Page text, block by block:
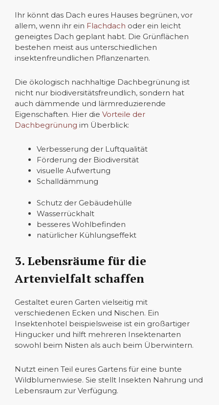
Ihr könnt das Dach eures Hauses begrünen, vor
allem, wenn ihr ein Flachdach oder ein leicht
geneigtes Dach geplant habt. Die Grünflächen
bestehen meist aus unterschiedlichen
insektenfreundlichen Pflanzenarten.
Die ökologisch nachhaltige Dachbegrünung ist
nicht nur biodiversitätsfreundlich, sondern hat
auch dämmende und lärmreduzierende
Eigenschaften. Hier die Vorteile der
Dachbegrünung im Überblick:
Verbesserung der Luftqualität
Förderung der Biodiversität
visuelle Aufwertung
Schalldämmung
Schutz der Gebäudehülle
Wasserrückhalt
besseres Wohlbefinden
natürlicher Kühlungseffekt
3. Lebensräume für die
Artenvielfalt schaffen
Gestaltet euren Garten vielseitig mit
verschiedenen Ecken und Nischen. Ein
Insektenhotel beispielsweise ist ein großartiger
Hingucker und hilft mehreren Insektenarten
sowohl beim Nisten als auch beim Überwintern.
Nutzt einen Teil eures Gartens für eine bunte
Wildblumenwiese. Sie stellt Insekten Nahrung und
Lebensraum zur Verfügung.